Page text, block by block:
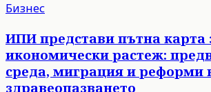
Бизнес
ИПИ представи пътна карта
икономически растеж:
среда, миграция и реформи
здравеопазването